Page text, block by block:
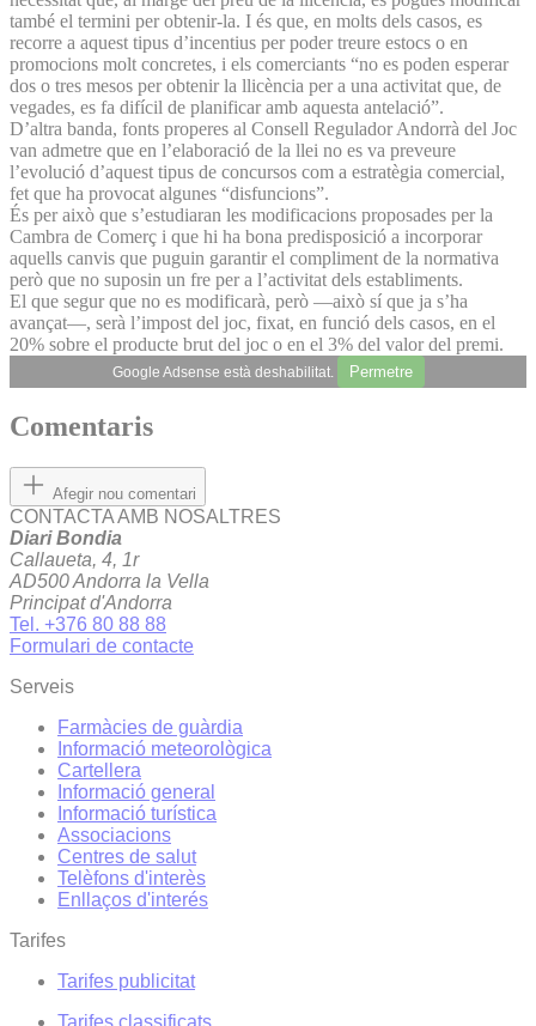
també el termini per obtenir-la. I és que, en molts dels casos, es
recorre a aquest tipus d’incentius per poder treure estocs o en
promocions molt concretes, i els comerciants “no es poden esperar
dos o tres mesos per obtenir la llicència per a una activitat que, de
vegades, es fa difícil de planificar amb aquesta antelació”.
D’altra banda, fonts properes al Consell Regulador Andorrà del Joc
van admetre que en l’elaboració de la llei no es va preveure
l’evolució d’aquest tipus de concursos com a estratègia comercial,
fet que ha provocat algunes “disfuncions”.
És per això que s’estudiaran les modificacions proposades per la
Cambra de Comerç i que hi ha bona predisposició a incorporar
aquells canvis que puguin garantir el compliment de la normativa
però que no suposin un fre per a l’activitat dels establiments.
El que segur que no es modificarà, però —això sí que ja s’ha
avançat—, serà l’impost del joc, fixat, en funció dels casos, en el
20% sobre el producte brut del joc o en el 3% del valor del premi.
Google Adsense està deshabilitat. Permetre
Comentaris
Afegir nou comentari
CONTACTA AMB NOSALTRES
Diari Bondia
Callaueta, 4, 1r
AD500 Andorra la Vella
Principat d'Andorra
Tel. +376 80 88 88
Formulari de contacte
Serveis
Farmàcies de guàrdia
Informació meteorològica
Cartellera
Informació general
Informació turística
Associacions
Centres de salut
Telèfons d'interès
Enllaços d'interés
Tarifes
Tarifes publicitat